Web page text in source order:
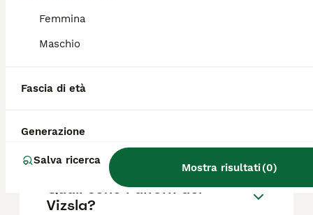
Femmina
Maschio
Fascia di età
Generazione
Salva ricerca
Mostra risultati(0)
dell'allevatore e la posizione.
Vizsla?
Qual è il carattere del Vizsla?
Quali sono i difetti del
Vizsla?